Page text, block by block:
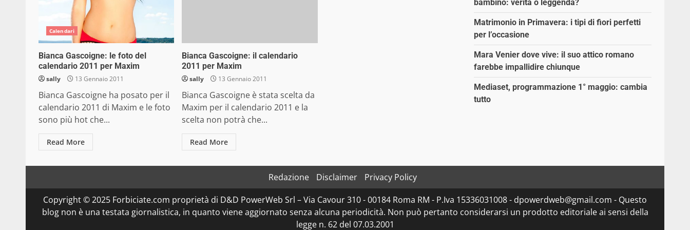
Calendari
Bianca Gascoigne: le foto del
calendario 2011 per Maxim
sally 13 Gennaio 2011
Bianca Gascoigne ha posato per il
calendario 2011 di Maxim e le foto
sono più hot che...
Read More
Bianca Gascoigne: il calendario
2011 per Maxim
sally 13 Gennaio 2011
Bianca Gascoigne è stata scelta da
Maxim per il calendario 2011 e la
scelta non potrà che...
Read More
bambino: verità o leggenda?
Matrimonio in Primavera: i tipi di fiori perfetti
per l’occasione
Mara Venier dove vive: il suo attico romano
farebbe impallidire chiunque
Mediaset, programmazione 1° maggio: cambia
tutto
Redazione Disclaimer
Privacy Policy
Copyright © 2025 Forbiciate.com proprietà di D&D PowerWeb Srl – Via Cavour 310 - 00184 Roma RM - P.Iva 15336031008 - dpowerdweb@gmail.com - Questo
blog non è una testata giornalistica, in quanto viene aggiornato senza alcuna periodicità. Non può pertanto considerarsi un prodotto editoriale ai sensi della
legge n. 62 del 07.03.2001